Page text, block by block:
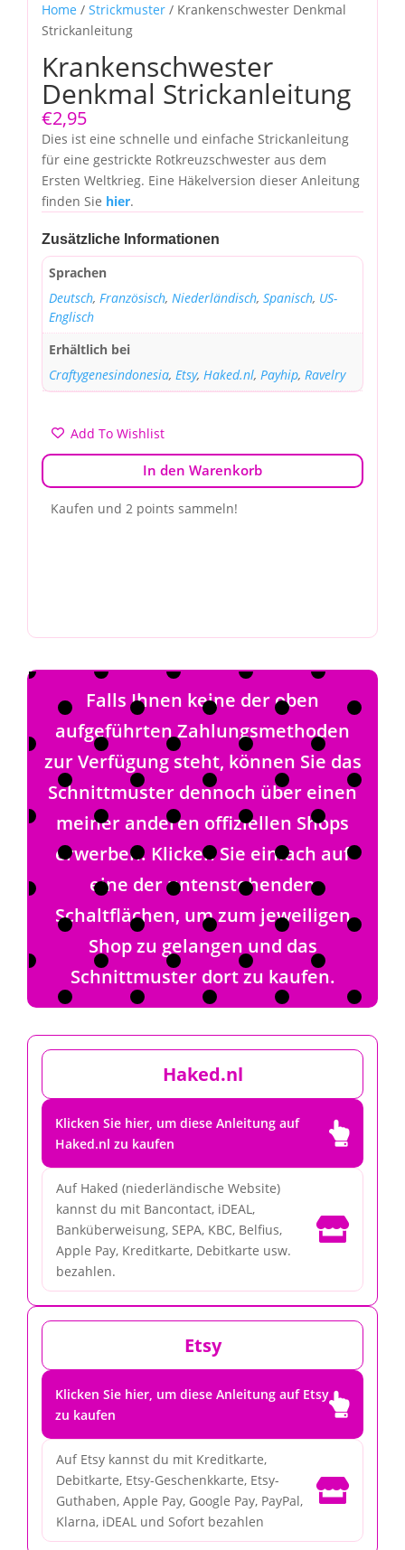
Home / Strickmuster / Krankenschwester Denkmal
Strickanleitung
Krankenschwester
Denkmal Strickanleitung
€2,95
Dies ist eine schnelle und einfache Strickanleitung
für eine gestrickte Rotkreuzschwester aus dem
Ersten Weltkrieg. Eine Häkelversion dieser Anleitung
finden Sie hier.
Zusätzliche Informationen
Sprachen
Deutsch, Französisch, Niederländisch, Spanisch, US-
Englisch
Erhältlich bei
Craftygenesindonesia, Etsy, Haked.nl, Payhip, Ravelry
Add To Wishlist
In den Warenkorb
Kaufen und 2 points sammeln!
Falls Ihnen keine der oben
aufgeführten Zahlungsmethoden
zur Verfügung steht, können Sie das
Schnittmuster dennoch über einen
meiner anderen offiziellen Shops
erwerben. Klicken Sie einfach auf
eine der untenstehenden
Schaltflächen, um zum jeweiligen
Shop zu gelangen und das
Schnittmuster dort zu kaufen.
Haked.nl
Klicken Sie hier, um diese Anleitung auf
Haked.nl zu kaufen

Auf Haked (niederländische Website)
kannst du mit Bancontact, iDEAL,
Banküberweisung, SEPA, KBC, Belfius,
Apple Pay, Kreditkarte, Debitkarte usw.
bezahlen.

Etsy
Klicken Sie hier, um diese Anleitung auf Etsy
zu kaufen

Auf Etsy kannst du mit Kreditkarte,
Debitkarte, Etsy-Geschenkkarte, Etsy-
Guthaben, Apple Pay, Google Pay, PayPal,
Klarna, iDEAL und Sofort bezahlen
